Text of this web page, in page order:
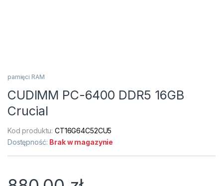
pamięci RAM
CUDIMM PC-6400 DDR5 16GB
Crucial
Kod produktu:CT16G64C52CU5
Dostępność: Brak w magazynie